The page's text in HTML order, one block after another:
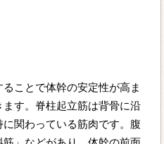
ことで体幹の安定性が高ま
す。脊柱起立筋は背骨に沿
関わっている筋肉です。腹